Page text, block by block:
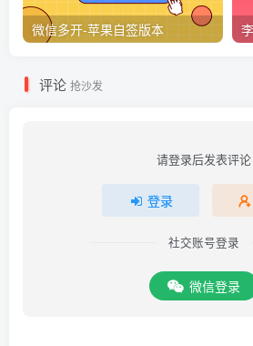
微信多开-苹果自签版本
评论 抢沙发
请登录后发表评论
登录
社交账号登录
微信登录